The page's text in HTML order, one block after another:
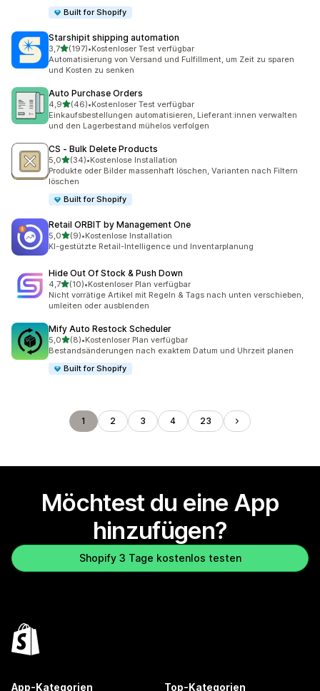
Built for Shopify
Starshipit shipping automation
3,7von 5 Sternen
(197)
197 Rezensionen insgesamt
•Kostenloser Test verfügbar
Automatisierung von Versand und Fulfillment, um Zeit zu sparen
und Kosten zu senken
Auto Purchase Orders
4,9von 5 Sternen
(46)
46 Rezensionen insgesamt
•Kostenloser Test verfügbar
Einkaufsbestellungen automatisieren, Lieferant:innen verwalten
und den Lagerbestand mühelos verfolgen
CS ‑ Bulk Delete Products
5,0von 5 Sternen
(34)
34 Rezensionen insgesamt
•Kostenlose Installation
Produkte oder Bilder massenhaft löschen, Varianten nach Filtern
löschen
Built for Shopify
Retail ORBIT by Management One
5,0von 5 Sternen
(9)
9 Rezensionen insgesamt
•Kostenlose Installation
KI-gestützte Retail-Intelligence und Inventarplanung
Hide Out Of Stock & Push Down
4,7von 5 Sternen
(10)
10 Rezensionen insgesamt
•Kostenloser Plan verfügbar
Nicht vorrätige Artikel mit Regeln & Tags nach unten verschieben,
umleiten oder ausblenden
Mify Auto Restock Scheduler
5,0von 5 Sternen
(8)
8 Rezensionen insgesamt
•Kostenloser Plan verfügbar
Bestandsänderungen nach exaktem Datum und Uhrzeit planen
Built for Shopify
1 2 3 4 23
Möchtest du eine App
hinzufügen?
Shopify 3 Tage kostenlos testen
App-Kategorien Top-Kategorien